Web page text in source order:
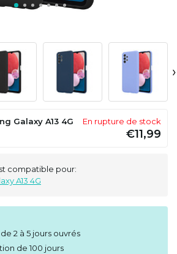
›
Galaxy A13 4G
En rupture de stock
€11,99
compatible pour:
A13 4G
2 à 5 jours ouvrés
de 100 jours